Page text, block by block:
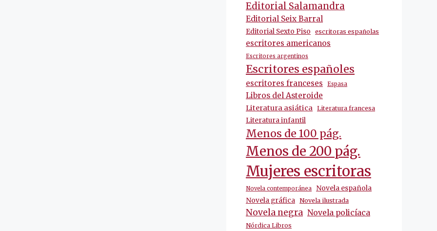
Editorial Salamandra
Editorial Seix Barral
Editorial Sexto Piso escritoras españolas
escritores americanos
Escritores argentinos
Escritores españoles
escritores franceses Espasa
Libros del Asteroide
Literatura asiática Literatura francesa
Literatura infantil
Menos de 100 pág.
Menos de 200 pág.
Mujeres escritoras
Novela contemporánea
Novela española
Novela gráfica Novela ilustrada
Novela negra Novela policíaca
Nórdica Libros